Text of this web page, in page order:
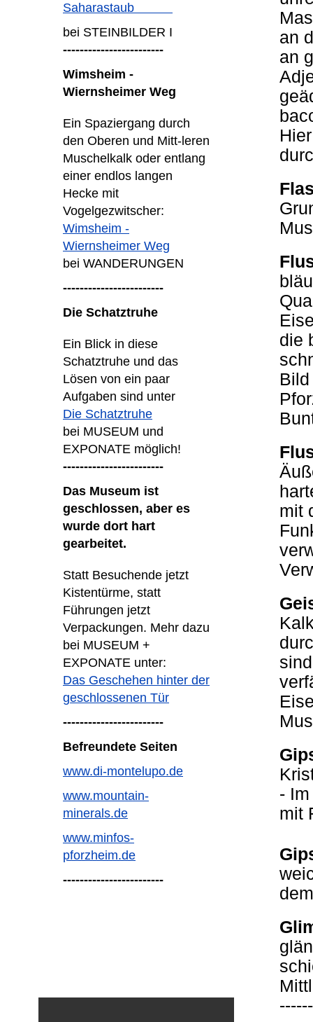
Saharastaub
bei STEINBILDER I
------------------------
Wimsheim -
Wiernsheimer Weg
Ein Spaziergang durch
den Oberen und Mitt-leren
Muschelkalk oder entlang
einer endlos langen
Hecke mit
Vogelgezwitscher:
Wimsheim -
Wiernsheimer Weg
bei WANDERUNGEN
------------------------
Die Schatztruhe
Ein Blick in diese
Schatztruhe und das
Lösen von ein paar
Aufgaben sind unter
Die Schatztruhe
bei MUSEUM und
EXPONATE möglich!
------------------------
Das Museum ist
geschlossen, aber es
wurde dort hart
gearbeitet.
Statt Besuchende jetzt
Kistentürme, statt
Führungen jetzt
Verpackungen. Mehr dazu
bei MUSEUM +
EXPONATE unter:
Das Geschehen hinter der
geschlossenen Tür
------------------------
Befreundete Seiten
www.di-montelupo.de
www.mountain-
minerals.de
www.minfos-
pforzheim.de
------------------------
an
an
die
mit
-
mit